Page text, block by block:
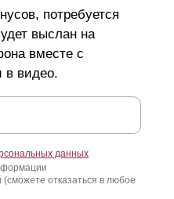
потребуется
выслан на
вместе с
в видео.
данных
отказаться в любое